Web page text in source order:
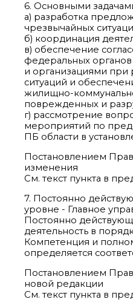
6. Основными
а) разработка
чрезвычайных
б) координация
в) обеспечение
федеральных органов
и организациями при
ситуаций и
жилищно-
поврежденных и
г) рассмотрение
мероприятий по
ПБ области в
Постановлением
изменения
См. текст пункта в
7. Постоянно
уровне - Главное
Постоянно
деятельность в
Компетенция и
определяется
Постановлением
новой редакции
См. текст пункта в